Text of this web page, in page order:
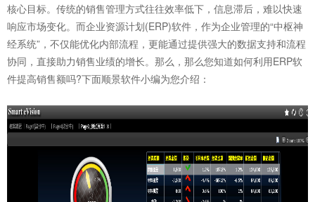
核心目标。传统的销售管理方式往往效率低下，信息滞后，难以快速
响应市场变化。而企业资源计划(ERP)软件，作为企业管理的“中枢神
经系统”，不仅能优化内部流程，更能通过提供强大的数据支持和流程
协同，直接助力销售业绩的增长。那么，那么您知道如何利用ERP软
件提高销售额吗?下面顺景软件小编为您介绍：